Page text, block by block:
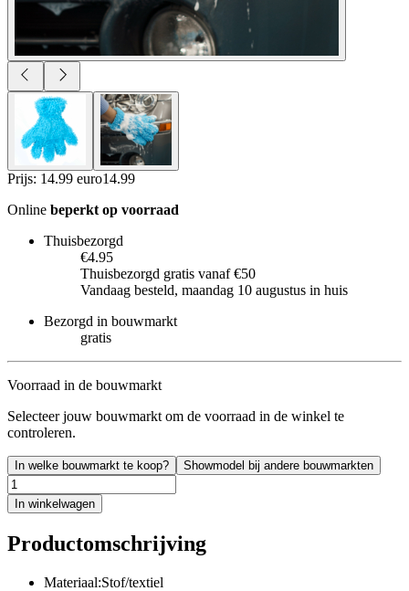
Prijs: 14.99 euro14.99
Online beperkt op voorraad
Thuisbezorgd
€4.95
Thuisbezorgd gratis vanaf €50
Vandaag besteld, maandag 10 augustus in huis
Bezorgd in bouwmarkt
gratis
Voorraad in de bouwmarkt
Selecteer jouw bouwmarkt om de voorraad in de winkel te
controleren.
In welke bouwmarkt te koop? Showmodel bij andere bouwmarkten
In winkelwagen
Productomschrijving
Materiaal:Stof/textiel